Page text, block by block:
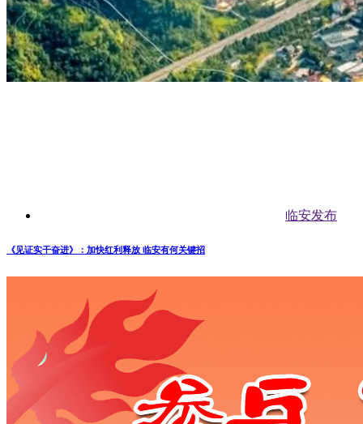
临安发布
《见证实干奋进》：加快红利释放 临安有何关键招